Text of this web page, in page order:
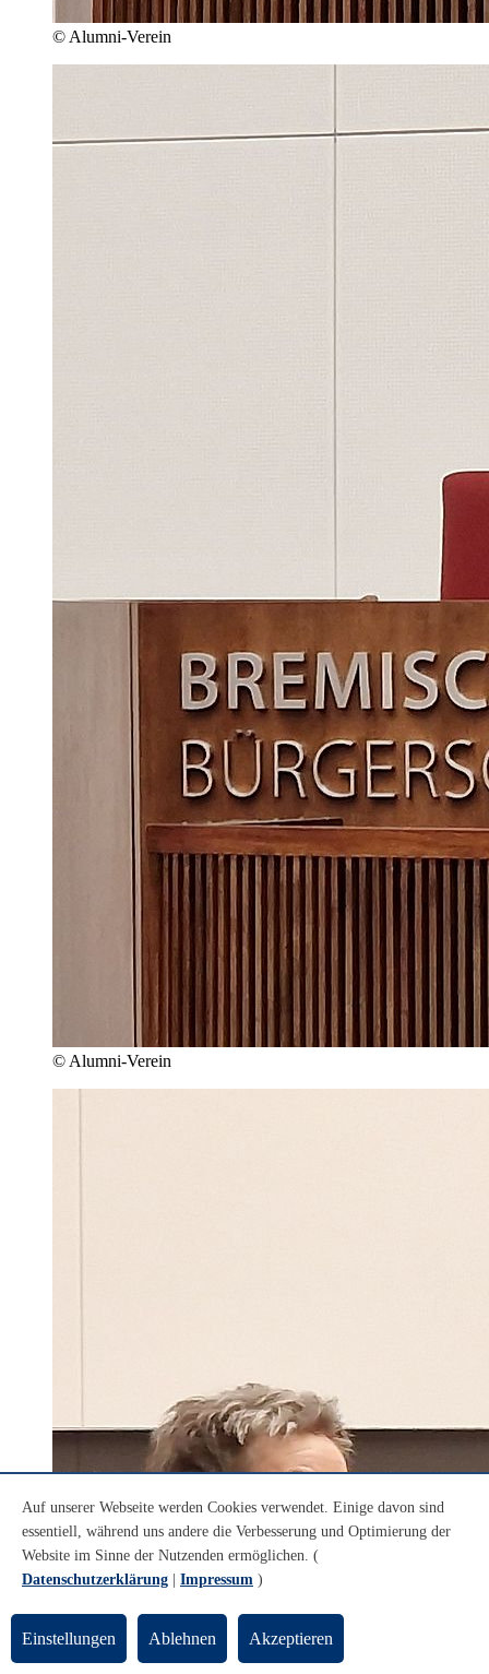
© Alumni-Verein
© Alumni-Verein
Auf unserer Webseite werden Cookies verwendet. Einige davon sind
essentiell, während uns andere die Verbesserung und Optimierung der
Website im Sinne der Nutzenden ermöglichen. (
Datenschutzerklärung
Impressum )
Einstellungen Ablehnen Akzeptieren